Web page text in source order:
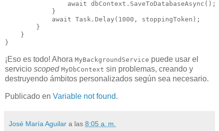
                await dbContext.SaveToDatabaseAsync();
            }
            await Task.Delay(1000, stoppingToken);
        }
    }
¡Eso es todo! Ahora MyBackgroundService puede usar el
servicio scoped MyDbContext sin problemas, creando y
destruyendo ámbitos personalizados según sea necesario.
Publicado en Variable not found.
José María Aguilar a las 8:05 a. m.